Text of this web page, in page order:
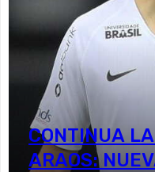
CONTINUA
ARAOS: